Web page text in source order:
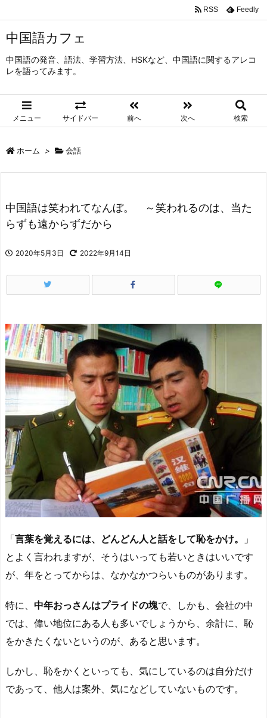
中国語カフェ
中国語の発音、語法、学習方法、HSKなど、中国語に関するアレコ
レを語ってみます。
メニュー サイドバー 前へ 次へ 検索
RSS Feedly
ホーム > 会話
中国語は笑われてなんぼ。 ～笑われるのは、当た
らずも遠からずだから
2020年5月3日 2022年9月14日
「言葉を覚えるには、どんどん人と話をして恥をかけ。
」
とよく言われますが、そうはいっても若いときはいいです
が、年をとってからは、なかなかつらいものがあります。
特に、 中年おっさんはプライドの塊で、しかも、会社の中
では、偉い地位にある人も多いでしょうから、余計に、恥
をかきたくないというのが、あると思います。
しかし、恥をかくといっても、気にしているのは自分だけ
であって、他人は案外、気になどしていないものです。